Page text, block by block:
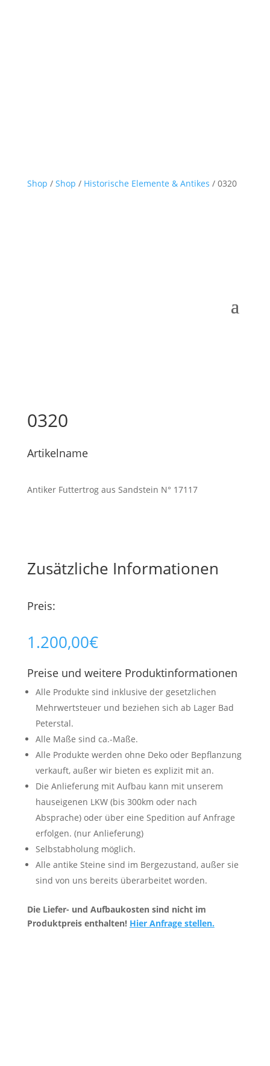
Shop / Shop / Historische Elemente & Antikes / 0320
0320
Artikelname
Antiker Futtertrog aus Sandstein N° 17117
Zusätzliche Informationen
Preis:
1.200,00€
Preise und weitere Produktinformationen
Alle Produkte sind inklusive der gesetzlichen
Mehrwertsteuer und beziehen sich ab Lager Bad
Peterstal.
Alle Maße sind ca.-Maße.
Alle Produkte werden ohne Deko oder Bepflanzung
verkauft, außer wir bieten es explizit mit an.
Die Anlieferung mit Aufbau kann mit unserem
hauseigenen LKW (bis 300km oder nach
Absprache) oder über eine Spedition auf Anfrage
erfolgen. (nur Anlieferung)
Selbstabholung möglich.
Alle antike Steine sind im Bergezustand, außer sie
sind von uns bereits überarbeitet worden.
Die Liefer- und Aufbaukosten sind nicht im
Produktpreis enthalten! Hier Anfrage stellen.